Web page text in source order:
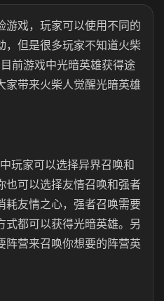
游戏，玩家可以使用不同的
，但是很多玩家不知道火柴
前游戏中光暗英雄获得途
家带来火柴人觉醒光暗英雄
玩家可以选择异界召唤和
也可以选择友情召唤和强者
耗友情之心，强者召唤需要
式都可以获得光暗英雄。另
阵营来召唤你想要的阵营英